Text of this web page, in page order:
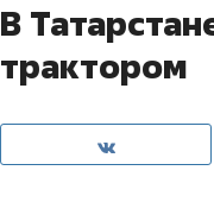
В
трактором